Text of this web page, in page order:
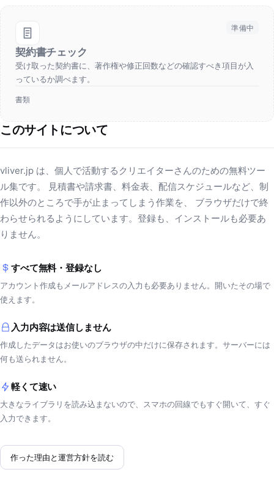
準備中
契約書チェック
受け取った契約書に、著作権や修正回数などの確認すべき項目が入
っているか調べます。
書類
このサイトについて
vliver.jp は、個人で活動するクリエイターさんのための無料ツー
ル集です。 見積書や請求書、料金表、配信スケジュールなど、制
作以外のところで手が止まってしまう作業を、 ブラウザだけで終
わらせられるようにしています。登録も、インストールも必要あ
りません。
すべて無料・登録なし
アカウント作成もメールアドレスの入力も必要ありません。開いたその場で
使えます。
入力内容は送信しません
作成したデータはお使いのブラウザの中だけに保存されます。サーバーには
何も送られません。
軽くて速い
大きなライブラリを読み込まないので、スマホの回線でもすぐ開いて、すぐ
入力できます。
作った理由と運営方針を読む